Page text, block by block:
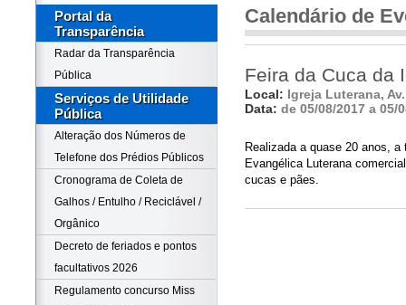
Portal da
Transparência
Radar da Transparência
Pública
Serviços de Utilidade
Pública
Alteração dos Números de
Telefone dos Prédios Públicos
Cronograma de Coleta de
Galhos / Entulho / Reciclável /
Orgânico
Decreto de feriados e pontos
facultativos 2026
Regulamento concurso Miss
Calendário de
Feira da Cuca da
Local: Igreja Luterana,
Data: de 05/08/2017 a 05/
Realizada a quase 20 anos,
Evangélica Luterana
cucas e pães.